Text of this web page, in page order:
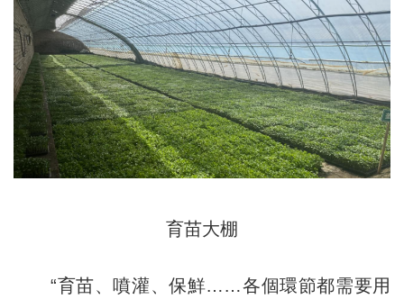
育苗大棚
“育苗、噴灌、保鮮……各個環節都需要用